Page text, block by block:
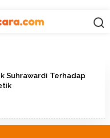
Suhrawardi Terhadap